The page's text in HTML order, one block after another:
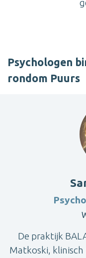
Psychologen
rondom Puurs
De praktijk
Matkoski,